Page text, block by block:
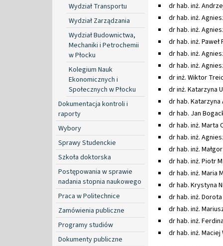
Wydział Transportu
Wydział Zarządzania
Wydział Budownictwa,
Mechaniki i Petrochemii
w Płocku
Kolegium Nauk
Ekonomicznych i
Społecznych w Płocku
Dokumentacja kontroli i
raporty
Wybory
Sprawy Studenckie
Szkoła doktorska
Postępowania w sprawie
nadania stopnia naukowego
Praca w Politechnice
Zamówienia publiczne
Programy studiów
Dokumenty publiczne
dr hab. inż.
dr hab. inż.
dr hab. inż.
dr hab. inż.
dr hab. inż.
dr hab. inż.
dr inż. Wiktor
dr inż. Katarzyna
dr hab. Katarzyna
dr hab. Jan
dr hab. inż.
dr hab. inż.
dr hab. inż.
dr hab. inż. Piotr
dr hab. inż. Maria
dr hab. Krystyna
dr hab. inż.
dr hab. inż.
dr hab. inż.
dr hab. inż. Maciej